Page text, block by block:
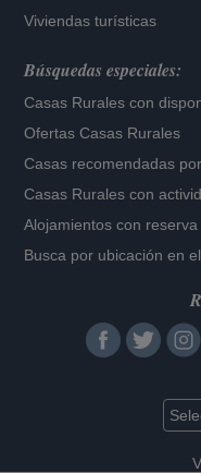
Viviendas turísticas
Búsquedas especiales:
Casas Rurales con
Ofertas Casas Rurales
Casas recomendadas
Casas Rurales con
Alojamientos con reserva
Busca por ubicación en